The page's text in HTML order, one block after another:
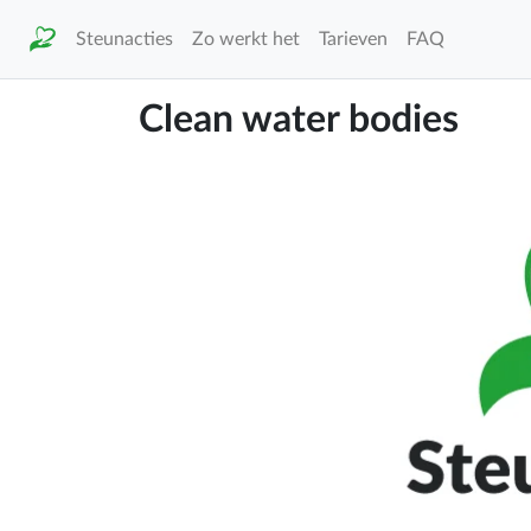
Steunacties Zo werkt het Tarieven FAQ
Clean water bodies